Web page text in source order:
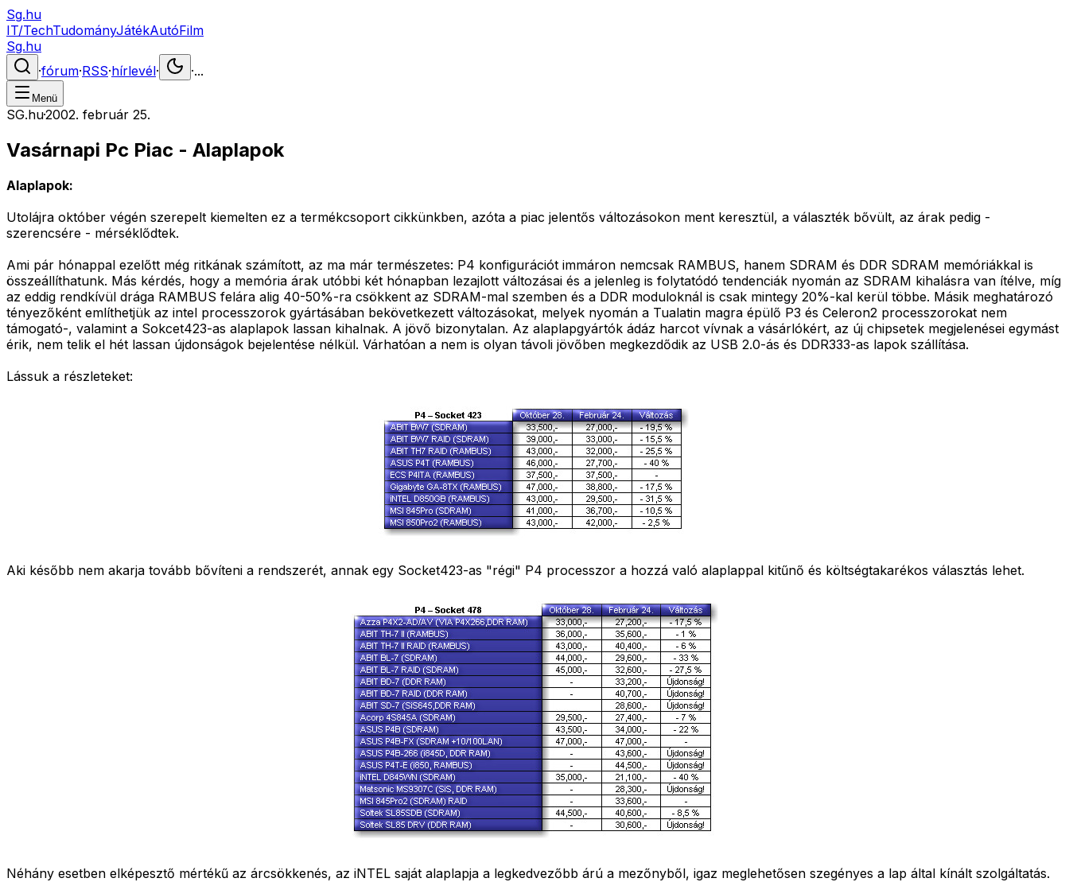
Sg.hu
IT/TechTudományJátékAutóFilm
Sg.hu
·fórum·RSS·hírlevél· ·...
Menü
SG.hu·2002. február 25.
Vasárnapi Pc Piac - Alaplapok
Alaplapok:
Utolájra október végén szerepelt kiemelten ez a termékcsoport cikkünkben, azóta a piac jelentős változásokon ment keresztül, a választék bővült, az árak pedig -
szerencsére - mérséklődtek.
Ami pár hónappal ezelőtt még ritkának számított, az ma már természetes: P4 konfigurációt immáron nemcsak RAMBUS, hanem SDRAM és DDR SDRAM memóriákkal is
összeállíthatunk. Más kérdés, hogy a memória árak utóbbi két hónapban lezajlott változásai és a jelenleg is folytatódó tendenciák nyomán az SDRAM kihalásra van ítélve, míg
az eddig rendkívül drága RAMBUS felára alig 40-50%-ra csökkent az SDRAM-mal szemben és a DDR moduloknál is csak mintegy 20%-kal kerül többe. Másik meghatározó
tényezőként említhetjük az intel processzorok gyártásában bekövetkezett változásokat, melyek nyomán a Tualatin magra épülő P3 és Celeron2 processzorokat nem
támogató-, valamint a Sokcet423-as alaplapok lassan kihalnak. A jövő bizonytalan. Az alaplapgyártók ádáz harcot vívnak a vásárlókért, az új chipsetek megjelenései egymást
érik, nem telik el hét lassan újdonságok bejelentése nélkül. Várhatóan a nem is olyan távoli jövőben megkezdődik az USB 2.0-ás és DDR333-as lapok szállítása.
Lássuk a részleteket:
Aki később nem akarja tovább bővíteni a rendszerét, annak egy Socket423-as "régi" P4 processzor a hozzá való alaplappal kitűnő és költségtakarékos választás lehet.
Néhány esetben elképesztő mértékű az árcsökkenés, az iNTEL saját alaplapja a legkedvezőbb árú a mezőnyből, igaz meglehetősen szegényes a lap által kínált szolgáltatás.